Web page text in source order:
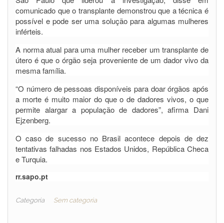
comunicado que o transplante demonstrou que a técnica é
possível e pode ser uma solução para algumas mulheres
inférteis.
A norma atual para uma mulher receber um transplante de
útero é que o órgão seja proveniente de um dador vivo da
mesma família.
“O número de pessoas disponíveis para doar órgãos após
a morte é muito maior do que o de dadores vivos, o que
permite alargar a população de dadores”, afirma Dani
Ejzenberg.
O caso de sucesso no Brasil acontece depois de dez
tentativas falhadas nos Estados Unidos, República Checa
e Turquia.
rr.sapo.pt
Categoria Sem categoria